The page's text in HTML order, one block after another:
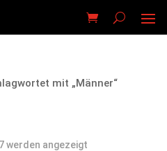
mit „Männer“
werden angezeigtNach